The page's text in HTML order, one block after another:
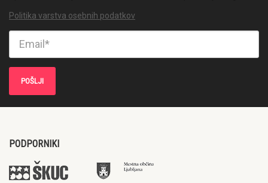
Politika varstva osebnih podatkov
PODPORNIKI